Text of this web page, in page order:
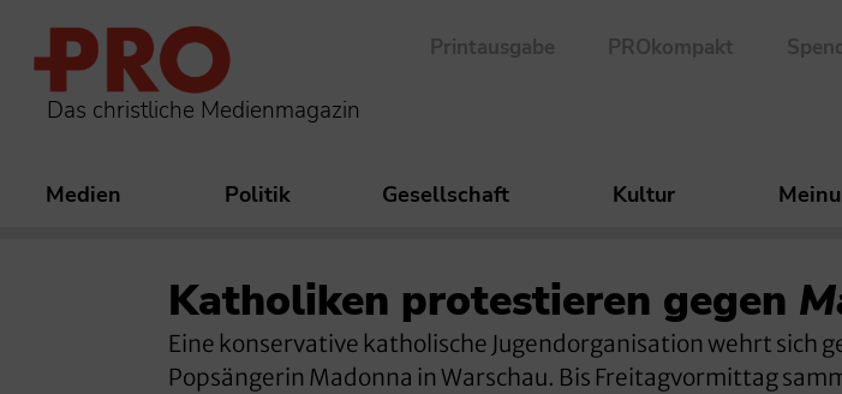
Das christliche Medienmagazin
Printausgabe PROkompakt
Medien Politik Gesellschaft Kultur
Katholiken protestieren gegen
Eine konservative katholische Jugendorganisation wehrt sich
Popsängerin Madonna in Warschau. Bis Freitagvormittag